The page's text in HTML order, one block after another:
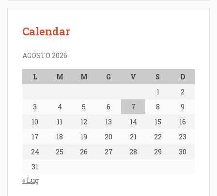
Calendar
AGOSTO 2026
L M M G V S
D
1
2
3
4 5 6 7 8
9
10
11 12 13 14 15
16
17
18 19 20 21 22
23
24
25 26 27 28 29
30
31
« Lug